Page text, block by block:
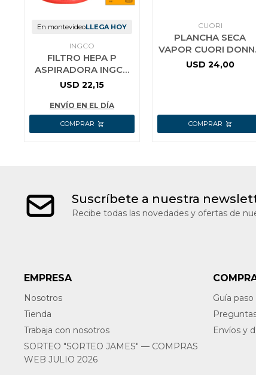
En montevideoLLEGA HOY
INGCO
FILTRO HEPA P
ASPIRADORA INGCO
VCAIHP02
USD 22,15
ENVÍO EN EL DÍA
CUORI
PLANCHA SECA
VAPOR CUORI
1450W
USD 24,00
Suscríbete a nuestra
Recibe todas las novedades y ofertas de
EMPRESA
Nosotros
Tienda
Trabaja con nosotros
SORTEO "SORTEO JAMES" — COMPRAS
WEB JULIO 2026
Guía
Envíos y